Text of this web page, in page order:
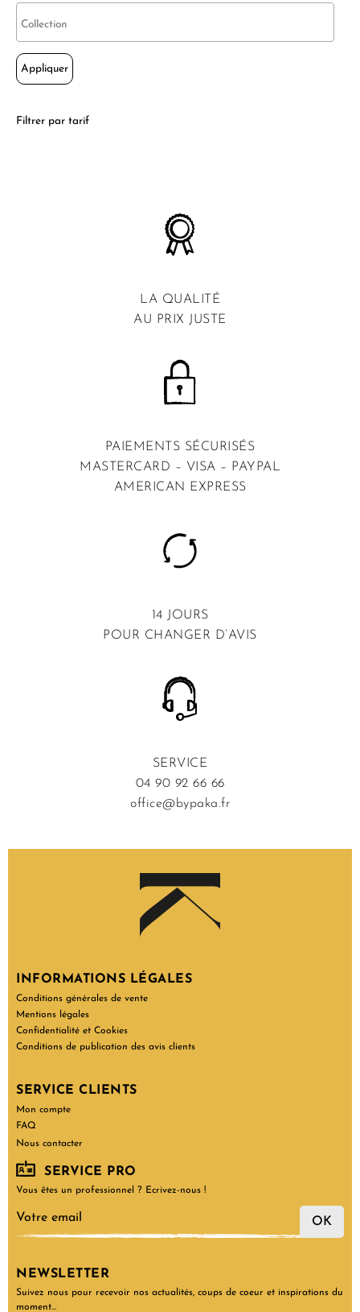
Appliquer
Filtrer par tarif
LA QUALITÉ
AU PRIX JUSTE
PAIEMENTS SÉCURISÉS
MASTERCARD – VISA – PAYPAL
AMERICAN EXPRESS
14 JOURS
POUR CHANGER D’AVIS
SERVICE
04 90 92 66 66
office@bypaka.fr
INFORMATIONS LÉGALES
Conditions générales de vente
Mentions légales
Confidentialité et Cookies
Conditions de publication des avis clients
SERVICE CLIENTS
Mon compte
FAQ
Nous contacter
SERVICE PRO
Vous êtes un professionnel ? Ecrivez-nous !
OK
NEWSLETTER
Suivez nous pour recevoir nos actualités, coups de coeur et inspirations du
moment…